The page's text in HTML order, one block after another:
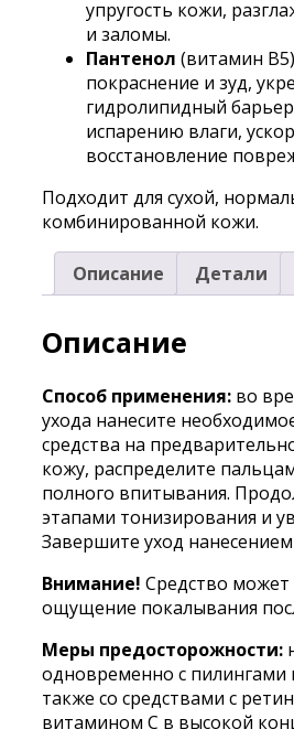
упругость кожи,
и заломы.
Пантенол (витамин
покраснение и зуд,
гидролипидный
испарению влаги,
восстановление
Подходит для сухой,
комбинированной кожи.
Описание Детали
Описание
Способ применения: во
ухода нанесите
средства на
кожу, распределите
полного впитывания.
этапами тонизирования и
Завершите уход
Внимание! Средство
ощущение покалывания
Меры предосторожности:
одновременно с пилингами
также со средствами с
витамином C в высокой